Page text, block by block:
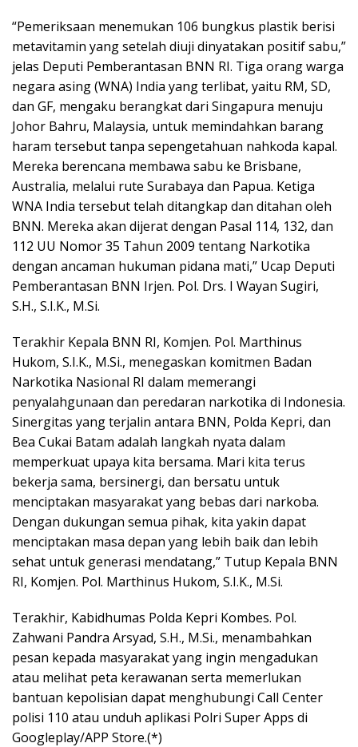
“Pemeriksaan menemukan 106 bungkus plastik berisi
metavitamin yang setelah diuji dinyatakan positif sabu,”
jelas Deputi Pemberantasan BNN RI. Tiga orang warga
negara asing (WNA) India yang terlibat, yaitu RM, SD,
dan GF, mengaku berangkat dari Singapura menuju
Johor Bahru, Malaysia, untuk memindahkan barang
haram tersebut tanpa sepengetahuan nahkoda kapal.
Mereka berencana membawa sabu ke Brisbane,
Australia, melalui rute Surabaya dan Papua. Ketiga
WNA India tersebut telah ditangkap dan ditahan oleh
BNN. Mereka akan dijerat dengan Pasal 114, 132, dan
112 UU Nomor 35 Tahun 2009 tentang Narkotika
dengan ancaman hukuman pidana mati,” Ucap Deputi
Pemberantasan BNN Irjen. Pol. Drs. I Wayan Sugiri,
S.H., S.I.K., M.Si.
Terakhir Kepala BNN RI, Komjen. Pol. Marthinus
Hukom, S.I.K., M.Si., menegaskan komitmen Badan
Narkotika Nasional RI dalam memerangi
penyalahgunaan dan peredaran narkotika di Indonesia.
Sinergitas yang terjalin antara BNN, Polda Kepri, dan
Bea Cukai Batam adalah langkah nyata dalam
memperkuat upaya kita bersama. Mari kita terus
bekerja sama, bersinergi, dan bersatu untuk
menciptakan masyarakat yang bebas dari narkoba.
Dengan dukungan semua pihak, kita yakin dapat
menciptakan masa depan yang lebih baik dan lebih
sehat untuk generasi mendatang,” Tutup Kepala BNN
RI, Komjen. Pol. Marthinus Hukom, S.I.K., M.Si.
Terakhir, Kabidhumas Polda Kepri Kombes. Pol.
Zahwani Pandra Arsyad, S.H., M.Si., menambahkan
pesan kepada masyarakat yang ingin mengadukan
atau melihat peta kerawanan serta memerlukan
bantuan kepolisian dapat menghubungi Call Center
polisi 110 atau unduh aplikasi Polri Super Apps di
Googleplay/APP Store.(*)